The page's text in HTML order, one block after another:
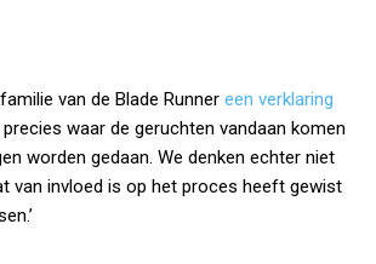
van de Blade Runner een verklaring
precies waar de geruchten vandaan komen
worden gedaan. We denken echter niet
van invloed is op het proces heeft gewist